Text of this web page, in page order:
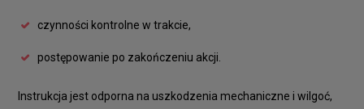
czynności kontrolne w trakcie,
postępowanie po zakończeniu akcji.
Instrukcja jest odporna na uszkodzenia mechaniczne i wilgoć,